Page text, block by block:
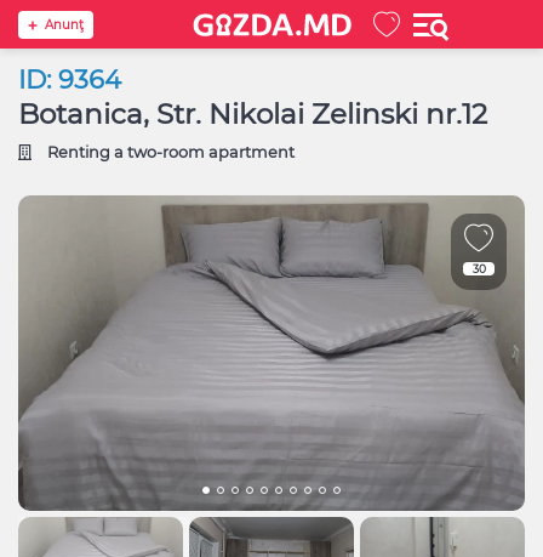
Anunţ
ID: 9364
Botanica, Str. Nikolai Zelinski nr.12
Renting a two-room apartment
30